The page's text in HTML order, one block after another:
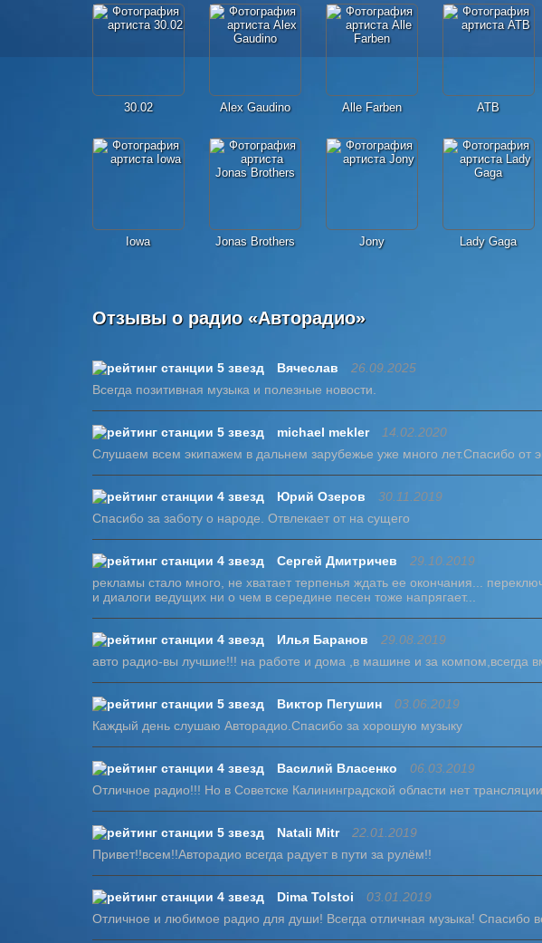
30.02 Alex Gaudino Alle Farben ATB
Iowa Jonas Brothers Jony Lady Gaga
Отзывы о радио «Авторадио»
Вячеслав
26.09.2025
Всегда позитивная музыка и полезные новости.
michael mekler
14.02.2020
Слушаем всем экипажем в дальнем зарубежье уже много лет.Спасибо
Юрий Озеров
30.11.2019
Спасибо за заботу о народе. Отвлекает от на сущего
Сергей Дмитричев
29.10.2019
рекламы стало много, не хватает терпенья ждать ее окончания...
и диалоги ведущих ни о чем в середине песен тоже напрягает...
Илья Баранов
29.08.2019
авто радио-вы лучшие!!! на работе и дома ,в машине и за компом,всегда
Виктор Пегушин
03.06.2019
Каждый день слушаю Авторадио.Спасибо за хорошую музыку
Василий Власенко
06.03.2019
Отличное радио!!! Но в Советске Калининградской области нет
Natali Mitr
22.01.2019
Привет!!всем!!Авторадио всегда радует в пути за рулём!!
Dima Tolstoi
03.01.2019
Отличное и любимое радио для души! Всегда отличная музыка! Спасибо